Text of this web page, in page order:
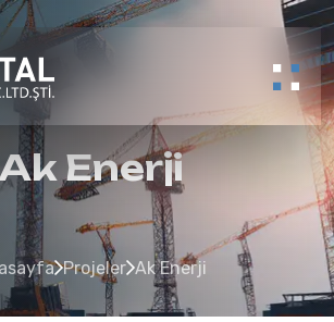
Enerji
Projeler Ak Enerji